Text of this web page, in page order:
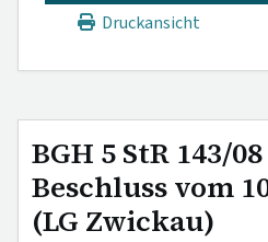
Druckansicht
BGH 5 StR 143/
Beschluss vom
(LG Zwickau)